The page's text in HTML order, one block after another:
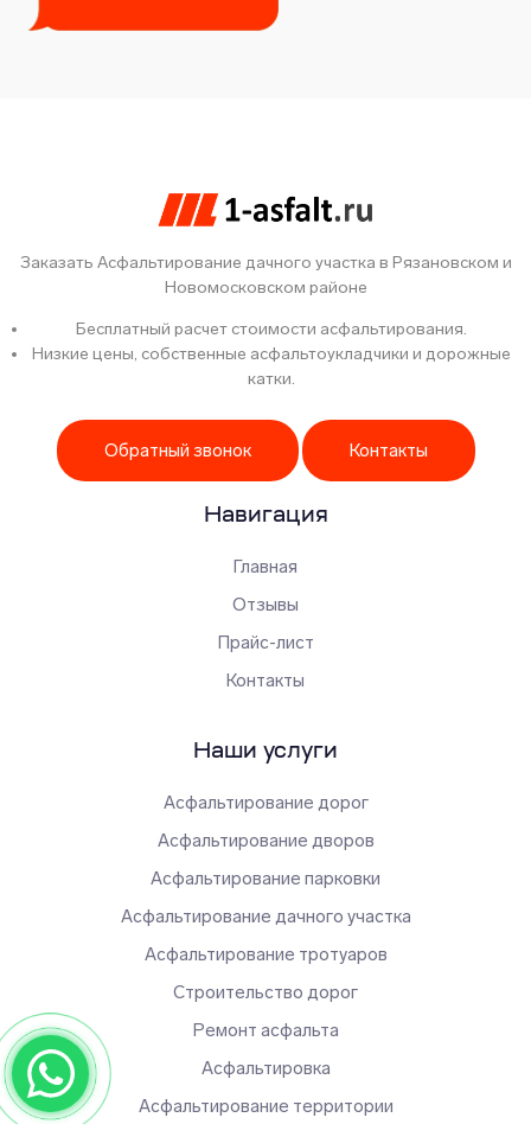
Заказать Асфальтирование дачного участка в Рязановском и
Новомосковском районе
Бесплатный расчет стоимости асфальтирования.
Низкие цены, собственные асфальтоукладчики и дорожные
катки.
Обратный звонок Контакты
Навигация
Главная
Отзывы
Прайс-лист
Контакты
Наши услуги
Асфальтирование дорог
Асфальтирование дворов
Асфальтирование парковки
Асфальтирование дачного участка
Асфальтирование тротуаров
Строительство дорог
Ремонт асфальта
Асфальтировка
Асфальтирование территории